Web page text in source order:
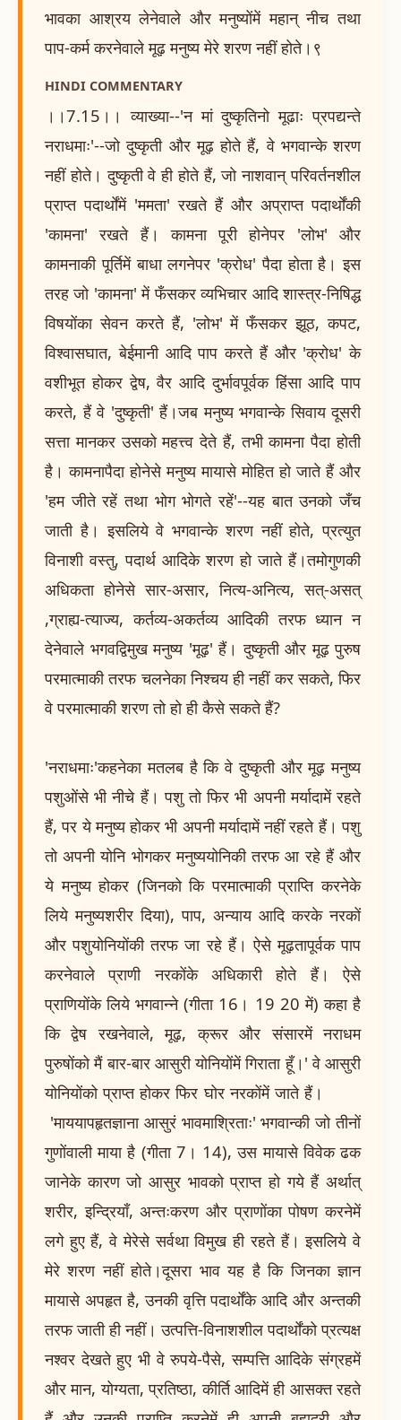
भावका आश्रय लेनेवाले और मनुष्योंमें महान् नीच तथा
पाप-कर्म करनेवाले मूढ़ मनुष्य मेरे शरण नहीं होते।९
HINDI COMMENTARY
।।7.15।। व्याख्या--'न मां दुष्कृतिनो मूढाः प्रपद्यन्ते
नराधमाः'--जो दुष्कृती और मूढ़ होते हैं, वे भगवान्के शरण
नहीं होते। दुष्कृती वे ही होते हैं, जो नाशवान् परिवर्तनशील
प्राप्त पदार्थोंमें 'ममता' रखते हैं और अप्राप्त पदार्थोंकी
'कामना' रखते हैं। कामना पूरी होनेपर 'लोभ' और
कामनाकी पूर्तिमें बाधा लगनेपर 'क्रोध' पैदा होता है। इस
तरह जो 'कामना' में फँसकर व्यभिचार आदि शास्त्र-निषिद्ध
विषयोंका सेवन करते हैं, 'लोभ' में फँसकर झूठ, कपट,
विश्वासघात, बेईमानी आदि पाप करते हैं और 'क्रोध' के
वशीभूत होकर द्वेष, वैर आदि दुर्भावपूर्वक हिंसा आदि पाप
करते, हैं वे 'दुष्कृती' हैं।जब मनुष्य भगवान्के सिवाय दूसरी
सत्ता मानकर उसको महत्त्व देते हैं, तभी कामना पैदा होती
है। कामनापैदा होनेसे मनुष्य मायासे मोहित हो जाते हैं और
'हम जीते रहें तथा भोग भोगते रहें'--यह बात उनको जँच
जाती है। इसलिये वे भगवान्के शरण नहीं होते, प्रत्युत
विनाशी वस्तु, पदार्थ आदिके शरण हो जाते हैं।तमोगुणकी
अधिकता होनेसे सार-असार, नित्य-अनित्य, सत्-असत्
,ग्राह्य-त्याज्य, कर्तव्य-अकर्तव्य आदिकी तरफ ध्यान न
देनेवाले भगवद्विमुख मनुष्य 'मूढ़' हैं। दुष्कृती और मूढ़ पुरुष
परमात्माकी तरफ चलनेका निश्चय ही नहीं कर सकते, फिर
वे परमात्माकी शरण तो हो ही कैसे सकते हैं?
'नराधमाः'कहनेका मतलब है कि वे दुष्कृती और मूढ़ मनुष्य
पशुओंसे भी नीचे हैं। पशु तो फिर भी अपनी मर्यादामें रहते
हैं, पर ये मनुष्य होकर भी अपनी मर्यादामें नहीं रहते हैं। पशु
तो अपनी योनि भोगकर मनुष्ययोनिकी तरफ आ रहे हैं और
ये मनुष्य होकर (जिनको कि परमात्माकी प्राप्ति करनेके
लिये मनुष्यशरीर दिया), पाप, अन्याय आदि करके नरकों
और पशुयोनियोंकी तरफ जा रहे हैं। ऐसे मूढ़तापूर्वक पाप
करनेवाले प्राणी नरकोंके अधिकारी होते हैं। ऐसे
प्राणियोंके लिये भगवान्ने (गीता 16। 19 20 में) कहा है
कि द्वेष रखनेवाले, मूढ़, क्रूर और संसारमें नराधम
पुरुषोंको मैं बार-बार आसुरी योनियोंमें गिराता हूँ।' वे आसुरी
योनियोंको प्राप्त होकर फिर घोर नरकोंमें जाते हैं।
'माययापहृतज्ञाना आसुरं भावमाश्रिताः' भगवान्की जो तीनों
गुणोंवाली माया है (गीता 7। 14), उस मायासे विवेक ढक
जानेके कारण जो आसुर भावको प्राप्त हो गये हैं अर्थात्
शरीर, इन्द्रियाँ, अन्तःकरण और प्राणोंका पोषण करनेमें
लगे हुए हैं, वे मेरेसे सर्वथा विमुख ही रहते हैं। इसलिये वे
मेरे शरण नहीं होते।दूसरा भाव यह है कि जिनका ज्ञान
मायासे अपहृत है, उनकी वृत्ति पदार्थोंके आदि और अन्तकी
तरफ जाती ही नहीं। उत्पत्ति-विनाशशील पदार्थोंको प्रत्यक्ष
नश्वर देखते हुए भी वे रुपये-पैसे, सम्पत्ति आदिके संग्रहमें
और मान, योग्यता, प्रतिष्ठा, कीर्ति आदिमें ही आसक्त रहते